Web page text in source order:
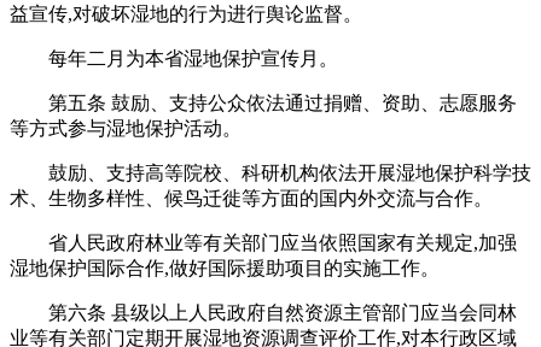
益宣传,对破坏湿地的行为进行舆论监督。
每年二月为本省湿地保护宣传月。
第五条 鼓励、支持公众依法通过捐赠、资助、志愿服务
等方式参与湿地保护活动。
鼓励、支持高等院校、科研机构依法开展湿地保护科学技
术、生物多样性、候鸟迁徙等方面的国内外交流与合作。
省人民政府林业等有关部门应当依照国家有关规定,加强
湿地保护国际合作,做好国际援助项目的实施工作。
第六条 县级以上人民政府自然资源主管部门应当会同林
业等有关部门定期开展湿地资源调查评价工作,对本行政区域